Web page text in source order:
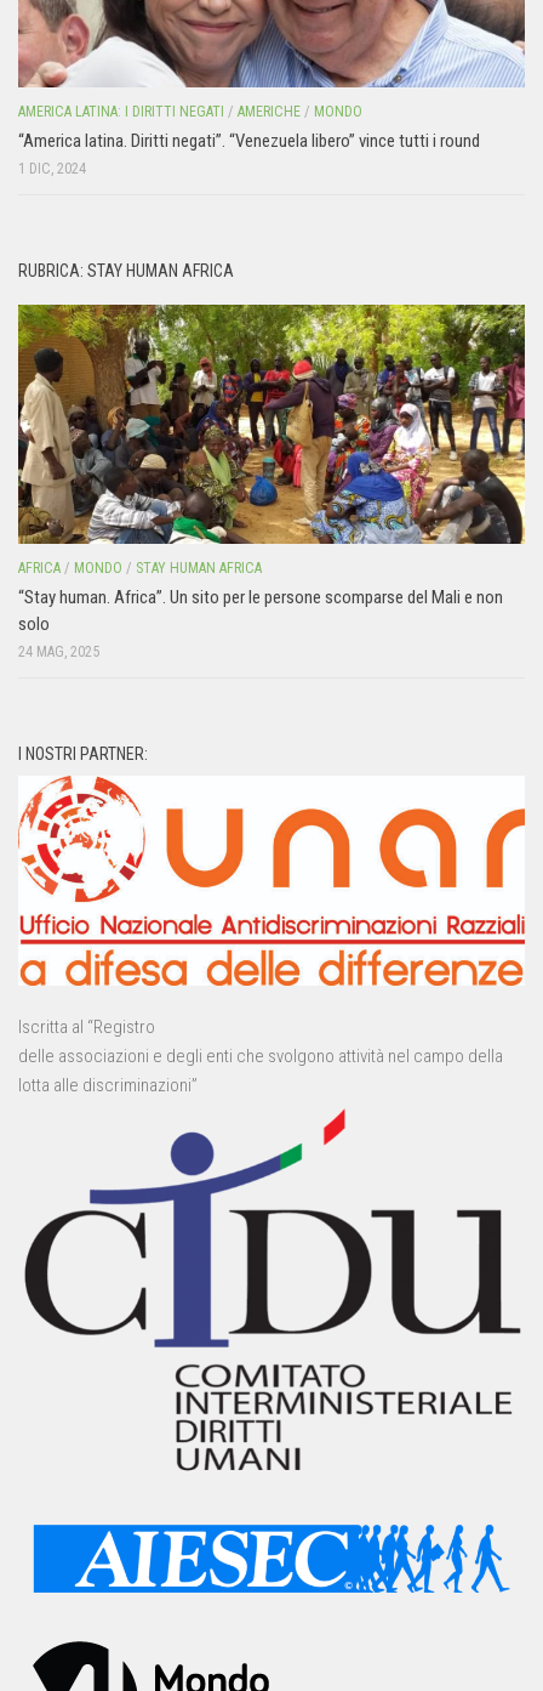
AMERICA LATINA: I DIRITTI NEGATI / AMERICHE / MONDO
“America latina. Diritti negati”. “Venezuela libero” vince tutti i round
1 DIC, 2024
RUBRICA: STAY HUMAN AFRICA
AFRICA / MONDO / STAY HUMAN AFRICA
“Stay human. Africa”. Un sito per le persone scomparse del Mali e non
solo
24 MAG, 2025
I NOSTRI PARTNER:
Iscritta al “Registro
delle associazioni e degli enti che svolgono attività nel campo della
lotta alle discriminazioni”